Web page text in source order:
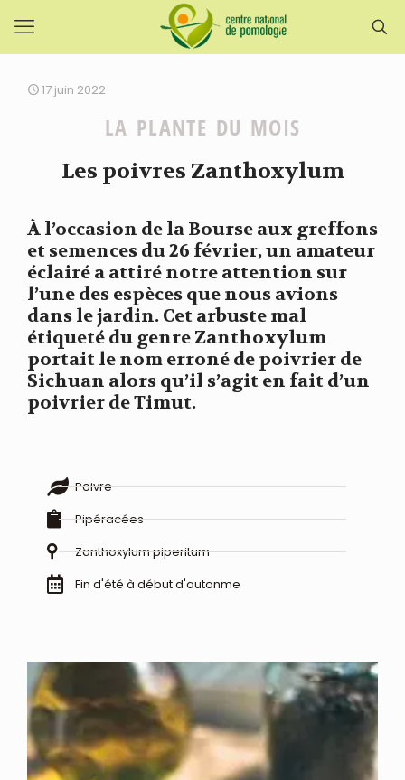
17 juin 2022
LA PLANTE DU MOIS
Les poivres Zanthoxylum
À l’occasion de la Bourse aux greffons
et semences du 26 février, un amateur
éclairé a attiré notre attention sur
l’une des espèces que nous avions
dans le jardin. Cet arbuste mal
étiqueté du genre Zanthoxylum
portait le nom erroné de poivrier de
Sichuan alors qu’il s’agit en fait d’un
poivrier de Timut.
Poivre
Pipéracées
Zanthoxylum piperitum
Fin d'été à début d'autonme